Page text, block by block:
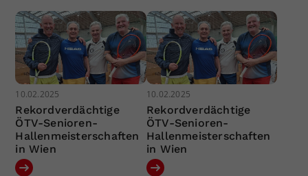
10.02.2025
Rekordverdächtige
ÖTV-Senioren-
Hallenmeisterschaften
in Wien
10.02.2025
Rekordverdächtige
ÖTV-Senioren-
Hallenmeisterschaften
in Wien